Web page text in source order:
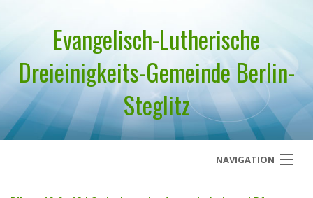
Evangelisch-Lutherische
Dreieinigkeits-Gemeinde Berlin-
Steglitz
NAVIGATION